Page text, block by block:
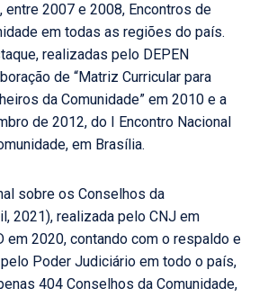
entre 2007 e 2008, Encontros de
em todas as regiões do país.
realizadas pelo DEPEN
de “Matriz Curricular para
da Comunidade” em 2010 e a
de 2012, do I Encontro Nacional
em Brasília.
sobre os Conselhos da
2021), realizada pelo CNJ em
em 2020, contando com o respaldo e
Poder Judiciário em todo o país,
404 Conselhos da Comunidade,